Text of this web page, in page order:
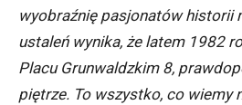
wyobraźnię pasjonatów historii
ustaleń wynika, że latem 1982
Placu Grunwaldzkim 8,
piętrze. To wszystko, co wiemy